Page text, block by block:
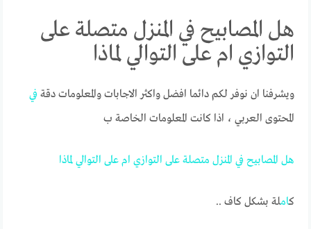
هل المصابيح في المنزل متصلة على
التوازي ام على التوالي لماذا
ويشرفنا ان نوفر لكم دائما افضل واكثر الاجابات والمعلومات دقةفي
المحتوى العربي ، اذا كانت المعلومات الخاصة ب
هل المصابيح في المنزل متصلة على التوازي ام على التوالي لماذا
كاملة بشكل كاف ..